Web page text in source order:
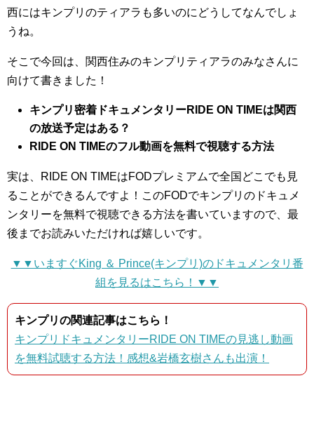
西にはキンプリのティアラも多いのにどうしてなんでしょ
うね。
そこで今回は、関西住みのキンプリティアラのみなさんに
向けて書きました！
キンプリ密着ドキュメンタリーRIDE ON TIMEは関西
の放送予定はある？
RIDE ON TIMEのフル動画を無料で視聴する方法
実は、RIDE ON TIMEはFODプレミアムで全国どこでも見
ることができるんですよ！このFODでキンプリのドキュメ
ンタリーを無料で視聴できる方法を書いていますので、最
後までお読みいただければ嬉しいです。
▼▼いますぐKing ＆ Prince(キンプリ)のドキュメンタリ番
組を見るはこちら！▼▼
キンプリの関連記事はこちら！
キンプリドキュメンタリーRIDE ON TIMEの見逃し動画
を無料試聴する方法！感想&岩橋玄樹さんも出演！